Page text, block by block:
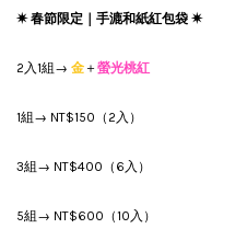
✷ 春節限定｜手漉和紙紅包袋 ✷
2入1組→ 金 ＋螢光桃紅
1組→ NT$150（2入）
3組→ NT$400（6入）
5組→ NT$600（10入）